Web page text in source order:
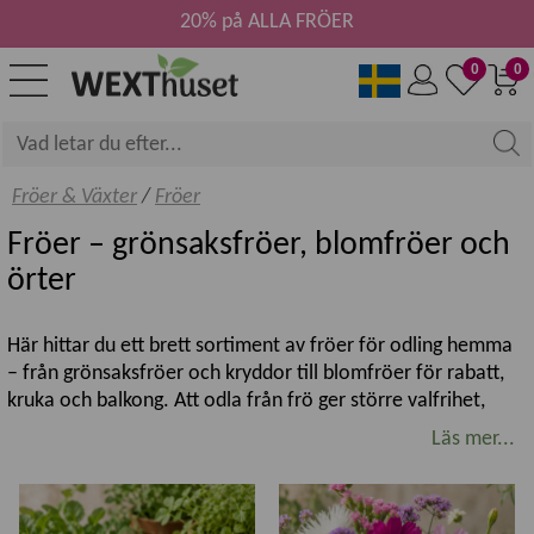
0
0
20% på ALLA FRÖER
Fröer & Växter/ Fröer
Fröer – grönsaksfröer, blomfröer och
örter
Här hittar du ett brett sortiment av fröer för odling hemma
– från grönsaksfröer och kryddor till blomfröer för rabatt,
kruka och balkong. Att odla från frö ger större valfrihet,
bättre anpassning efter växtplats och möjlighet att lyckas
Välj fröer för kruka, växthus eller friland
Läs mer...